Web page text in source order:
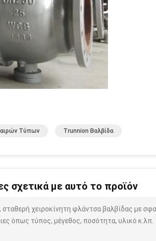
Τύπων Trunnion Βαλβίδα
σχετικά με αυτό το προϊόν
χειροκίνητη φλάντσα βαλβίδας με
όπως τύπος, μέγεθος, ποσότητα, υλικό κ.λπ.